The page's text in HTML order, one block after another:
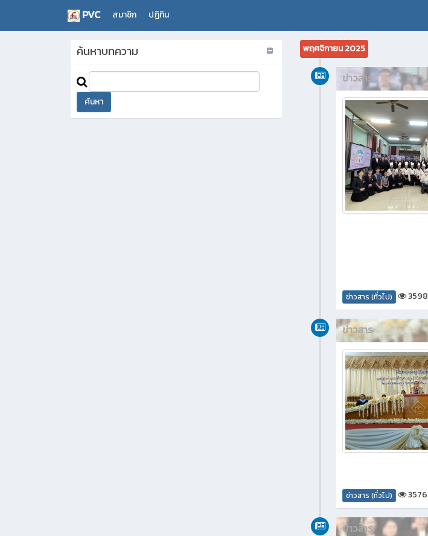
PVC สมาชิก ปฏิทิน
ค้นหาบทความ พฤศจิกายน 2025
ข่าวสาร
ข่าวสาร (ทั่วไป) 3598
ข่าวสาร
ข่าวสาร (ทั่วไป) 3576
ข่าวสาร